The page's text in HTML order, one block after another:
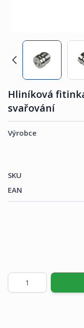
Hliníková
svařování
Výrobce
SKU
EAN
Množství